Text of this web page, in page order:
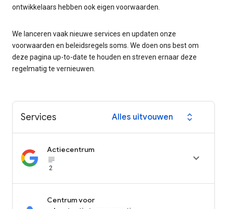
ontwikkelaars hebben ook eigen voorwaarden.
We lanceren vaak nieuwe services en updaten onze
voorwaarden en beleidsregels soms. We doen ons best om
deze pagina up-to-date te houden en streven ernaar deze
regelmatig te vernieuwen.
Services Alles uitvouwen expand_all
Actiecentrum
subject_black
2

Centrum voor